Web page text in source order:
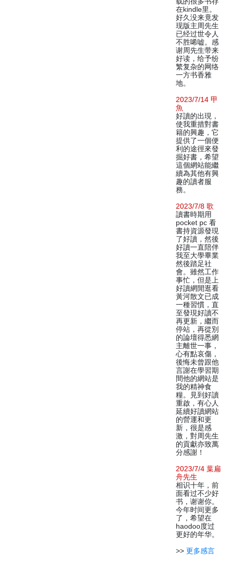
在kindle里。
好久没来竟发
现版主周先生
已经过世令人
不胜唏嘘。感
谢周先生带来
好读，给予纷
繁复杂的网络
一方书香雅
地。
2023/7/14 甲
魚
好讀的出現，
使我重措對書
籍的興趣，它
提供了一個便
利的途徑來發
掘好書，希望
這個網站能繼
續為其他有興
趣的讀者服
務。
2023/7/8 歌
讀書時期用
pocket pc 看
書持資源發現
了好讀，然後
好讀一直陪伴
我至大學畢業
然後踏足社
會。雖然工作
事忙，但是上
好讀網閒逛看
黃河散文已成
一種習慣，直
至發現好讀不
再更新，繼而
停站，再從別
的論壇得悉網
主離世一事，
心有點哀傷，
後悔未曾跟他
言謝在學習期
間他的網站是
我的精神食
糧。見到好讀
重啟，有心人
延續好讀網站
的營運和更
新，很是感
激，對周先生
的貢獻亦致萬
分感謝！
2023/7/4 葉扁
舟先生
相识十年，前
面看过不少好
书，谢谢你。
今年时间更多
了，希望在
haodoo度过
更好的年华。
>> 更多感言